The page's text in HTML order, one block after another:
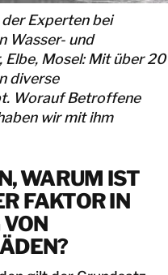
der Experten bei
Wasser- und
Elbe, Mosel: Mit über 20
diverse
Worauf Betroffene
wir mit ihm
WARUM IST
FAKTOR IN